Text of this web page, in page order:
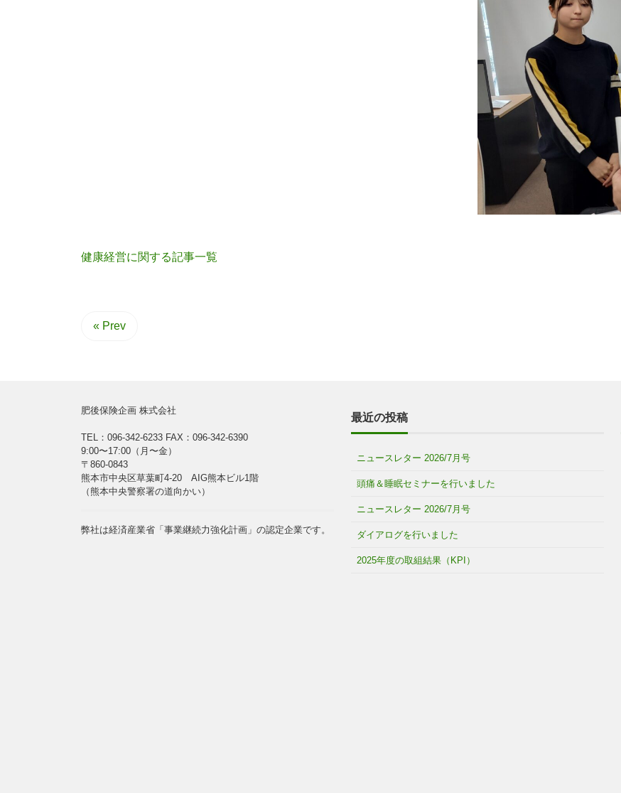
健康経営に関する記事一覧
« Prev
肥後保険企画 株式会社
TEL：096-342-6233 FAX：096-342-6390
9:00〜17:00（月〜金）
〒860-0843
熊本市中央区草葉町4-20 AIG熊本ビル1階
（熊本中央警察署の道向かい）
弊社は経済産業省「事業継続力強化計画」の認定企業です。
最近の投稿
ニュースレター 2026/7月号
頭痛＆睡眠セミナーを行いました
ニュースレター 2026/7月号
ダイアログを行いました
2025年度の取組結果（KPI）